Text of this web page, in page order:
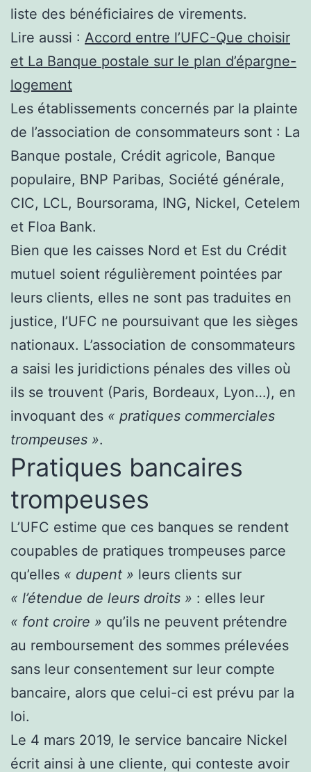
liste des bénéficiaires de virements.
Lire aussi : Accord entre l’UFC-Que choisir
et La Banque postale sur le plan d’épargne-
logement
Les établissements concernés par la plainte
de l’association de consommateurs sont : La
Banque postale, Crédit agricole, Banque
populaire, BNP Paribas, Société générale,
CIC, LCL, Boursorama, ING, Nickel, Cetelem
et Floa Bank.
Bien que les caisses Nord et Est du Crédit
mutuel soient régulièrement pointées par
leurs clients, elles ne sont pas traduites en
justice, l’UFC ne poursuivant que les sièges
nationaux. L’association de consommateurs
a saisi les juridictions pénales des villes où
ils se trouvent (Paris, Bordeaux, Lyon…), en
invoquant des « pratiques commerciales
trompeuses ».
Pratiques bancaires
trompeuses
L’UFC estime que ces banques se rendent
coupables de pratiques trompeuses parce
qu’elles « dupent » leurs clients sur
« l’étendue de leurs droits » : elles leur
« font croire » qu’ils ne peuvent prétendre
au remboursement des sommes prélevées
sans leur consentement sur leur compte
bancaire, alors que celui-ci est prévu par la
loi.
Le 4 mars 2019, le service bancaire Nickel
écrit ainsi à une cliente, qui conteste avoir